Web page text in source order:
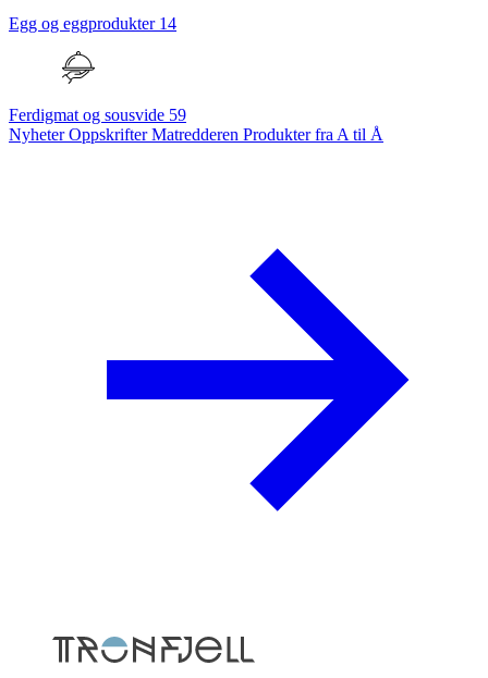
Egg og eggprodukter 14
Ferdigmat og sousvide 59
NyheterOppskrifterMatredderen Produkter fra A til Å